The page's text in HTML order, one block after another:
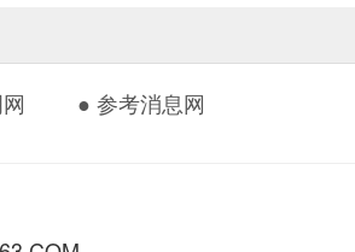
● 参考消息网